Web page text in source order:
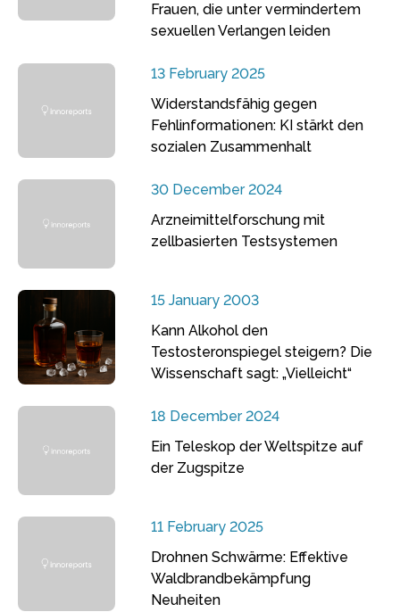
Frauen, die unter vermindertem
sexuellen Verlangen leiden
13 February 2025
Widerstandsfähig gegen
Fehlinformationen: KI stärkt den
sozialen Zusammenhalt
30 December 2024
Arzneimittelforschung mit
zellbasierten Testsystemen
15 January 2003
Kann Alkohol den
Testosteronspiegel steigern? Die
Wissenschaft sagt: „Vielleicht“
18 December 2024
Ein Teleskop der Weltspitze auf
der Zugspitze
11 February 2025
Drohnen Schwärme: Effektive
Waldbrandbekämpfung
Neuheiten